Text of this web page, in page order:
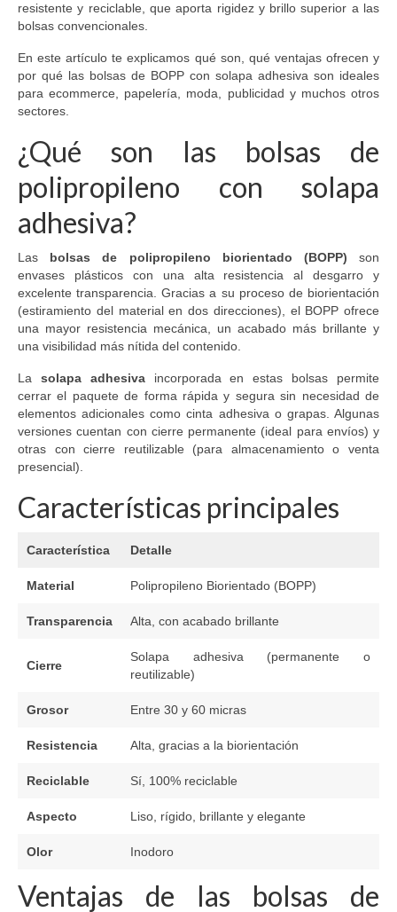
resistente y reciclable, que aporta rigidez y brillo superior a las
bolsas convencionales.
En este artículo te explicamos qué son, qué ventajas ofrecen y
por qué las bolsas de BOPP con solapa adhesiva son ideales
para ecommerce, papelería, moda, publicidad y muchos otros
sectores.
¿Qué son las bolsas de
polipropileno con solapa
adhesiva?
Las bolsas de polipropileno biorientado (BOPP) son
envases plásticos con una alta resistencia al desgarro y
excelente transparencia. Gracias a su proceso de biorientación
(estiramiento del material en dos direcciones), el BOPP ofrece
una mayor resistencia mecánica, un acabado más brillante y
una visibilidad más nítida del contenido.
La solapa adhesivaincorporada en estas bolsas permite
cerrar el paquete de forma rápida y segura sin necesidad de
elementos adicionales como cinta adhesiva o grapas. Algunas
versiones cuentan con cierre permanente (ideal para envíos) y
otras con cierre reutilizable (para almacenamiento o venta
presencial).
Características principales
Característica Detalle
Material Polipropileno Biorientado (BOPP)
Transparencia Alta, con acabado brillante
Cierre
Solapa adhesiva (permanente o
reutilizable)
Grosor Entre 30 y 60 micras
Resistencia Alta, gracias a la biorientación
Reciclable Sí, 100% reciclable
Aspecto Liso, rígido, brillante y elegante
Olor Inodoro
Ventajas de las bolsas de